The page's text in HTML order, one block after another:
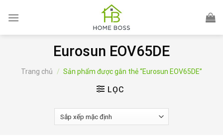
Eurosun EOV65DE
Trang chủ / Sản phẩm được gắn thẻ “Eurosun EOV65DE”
LỌC